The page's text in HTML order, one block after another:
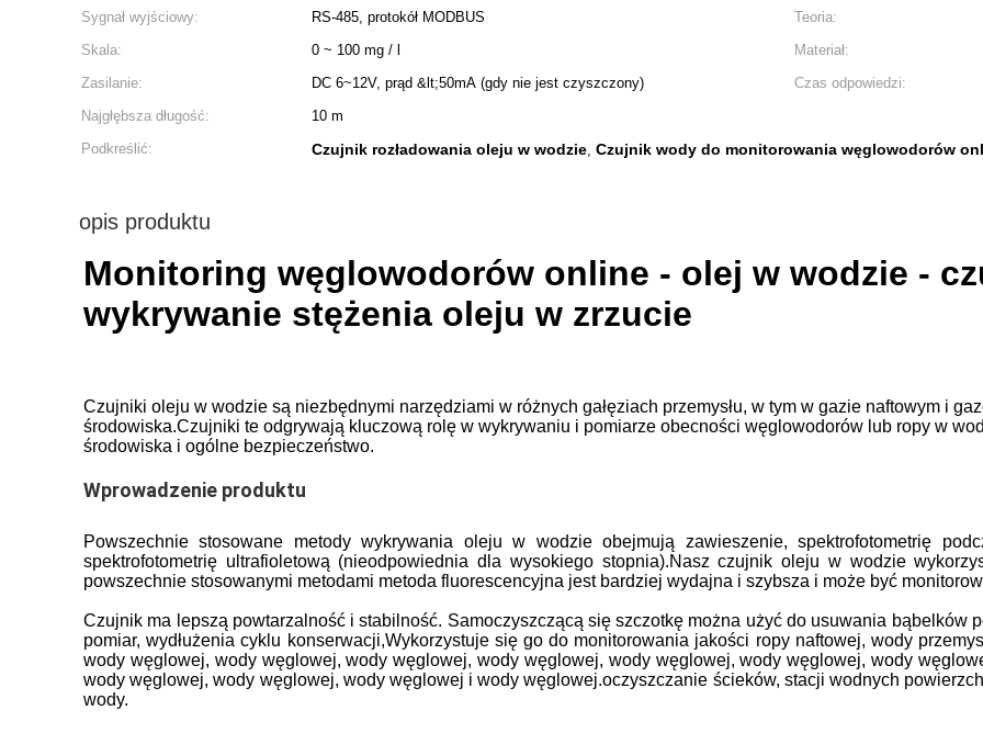
Sygnał wyjściowy: RS-485, protokół MODBUS Teoria:
Skala:
0 ~ 100 mg / l Materiał:
Zasilanie:
DC 6~12V, prąd &lt;50mA (gdy nie jest czyszczony) Czas odpowiedzi:
Najgłębsza długość:
10 m
Podkreślić:
Czujnik rozładowania oleju w wodzie, Czujnik wody do monitorowania węglowodorów
opis produktu
Monitoring węglowodorów online - olej w wodzie -
wykrywanie stężenia oleju w zrzucie
Czujniki oleju w wodzie są niezbędnymi narzędziami w różnych gałęziach przemysłu, w tym w gazie naftowym i
środowiska.Czujniki te odgrywają kluczową rolę w wykrywaniu i pomiarze obecności węglowodorów lub ropy w
środowiska i ogólne bezpieczeństwo.
Wprowadzenie produktu
Powszechnie stosowane metody wykrywania oleju w wodzie obejmują zawieszenie, spektrofotometrię
spektrofotometrię ultrafioletową (nieodpowiednia dla wysokiego stopnia).Nasz czujnik oleju w wodzie
powszechnie stosowanymi metodami metoda fluorescencyjna jest bardziej wydajna i szybsza i może być
Czujnik ma lepszą powtarzalność i stabilność. Samoczyszczącą się szczotkę można użyć do usuwania bąbelków
pomiar, wydłużenia cyklu konserwacji,Wykorzystuje się go do monitorowania jakości ropy naftowej, wody
wody węglowej, wody węglowej, wody węglowej, wody węglowej, wody węglowej, wody węglowej, wody
wody węglowej, wody węglowej, wody węglowej i wody węglowej.oczyszczanie ścieków, stacji wodnych
wody.